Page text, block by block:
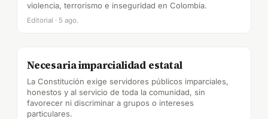
violencia, terrorismo e inseguridad en Colombia.
Editorial · 5 ago.
Necesaria imparcialidad estatal
La Constitución exige servidores públicos imparciales,
honestos y al servicio de toda la comunidad, sin
favorecer ni discriminar a grupos o intereses
particulares.